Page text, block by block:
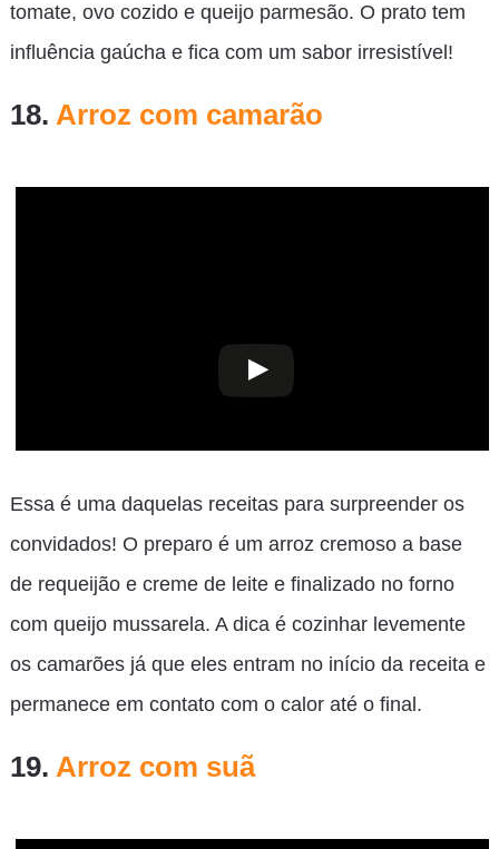
tomate, ovo cozido e queijo parmesão. O prato tem
influência gaúcha e fica com um sabor irresistível!
18. Arroz com camarão
Essa é uma daquelas receitas para surpreender os
convidados! O preparo é um arroz cremoso a base
de requeijão e creme de leite e finalizado no forno
com queijo mussarela. A dica é cozinhar levemente
os camarões já que eles entram no início da receita e
permanece em contato com o calor até o final.
19. Arroz com suã